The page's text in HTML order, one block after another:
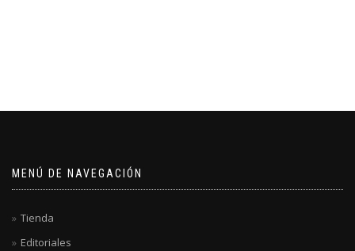
MENÚ DE NAVEGACIÓN
Tienda
Editoriales